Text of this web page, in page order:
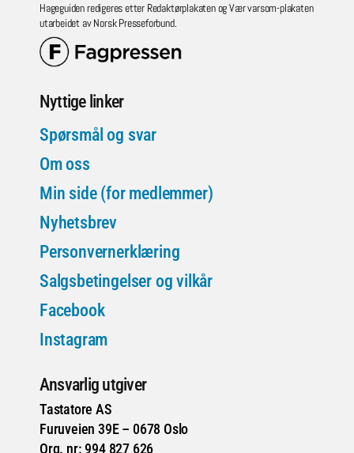
Hageguiden redigeres etter Redaktørplakaten og Vær varsom-plakaten
utarbeidet av Norsk Presseforbund.
Nyttige linker
Spørsmål og svar
Om oss
Min side (for medlemmer)
Nyhetsbrev
Personvernerklæring
Salgsbetingelser og vilkår
Facebook
Instagram
Ansvarlig utgiver
Tastatore AS
Furuveien 39E – 0678 Oslo
Org. nr: 994 827 626